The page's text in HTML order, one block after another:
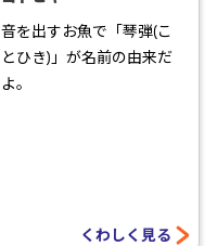
音を出すお魚で「琴弾(こ
とひき)」が名前の由来だ
よ。
くわしく見る